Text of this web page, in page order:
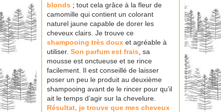
blonds ; tout cela grâce à la fleur de
camomille qui contient un colorant
naturel jaune capable de dorer les
cheveux clairs. Je trouve ce
shampooing très doux et agréable à
utiliser. Son parfum est frais , sa
mousse est onctueuse et se rince
facilement. Il est conseillé de laisser
poser un peu le produit au deuxième
shampooing avant de le rincer pour qu’il
ait le temps d’agir sur la chevelure.
Résultat, je trouve que mes cheveux